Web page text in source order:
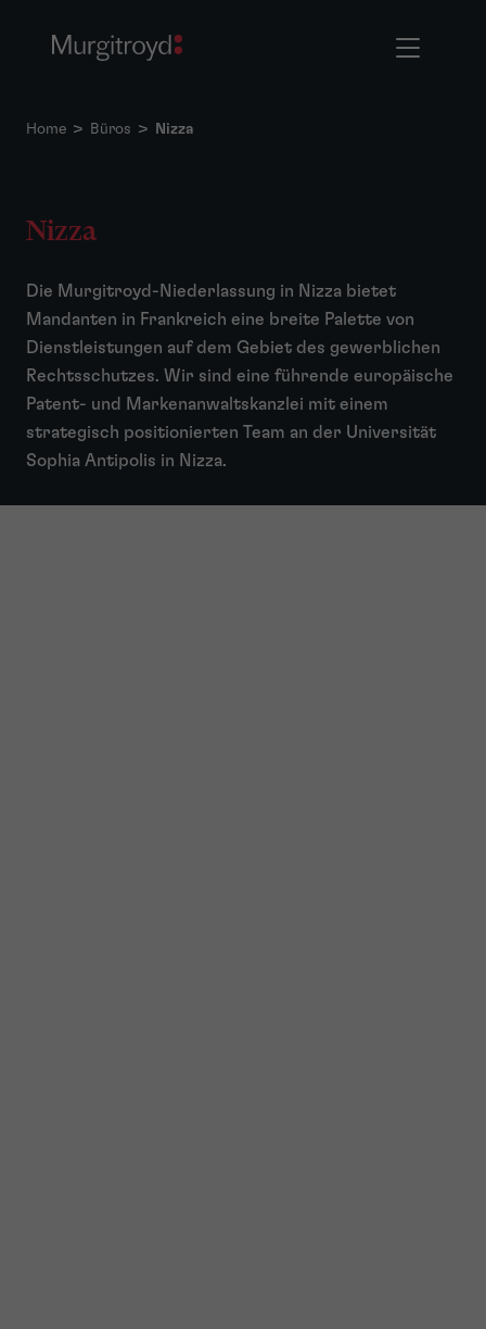
Home > Büros > Nizza
Nizza
Die Murgitroyd-Niederlassung in Nizza bietet
Mandanten in Frankreich eine breite Palette von
Dienstleistungen auf dem Gebiet des gewerblichen
Rechtsschutzes. Wir sind eine führende europäische
Patent- und Markenanwaltskanzlei mit einem
strategisch positionierten Team an der Universität
Sophia Antipolis in Nizza.